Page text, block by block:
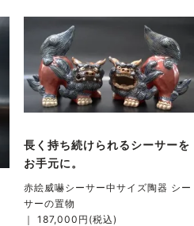
長く持ち続けられるシーサーを
お手元に。
赤絵威嚇シーサー中サイズ陶器 シー
サーの置物
｜ 187,000円(税込)